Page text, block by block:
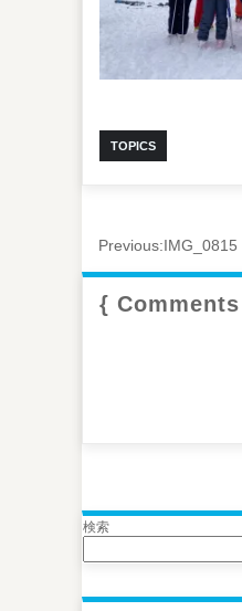
TOPICS
Previous:IMG_0815
{
検索